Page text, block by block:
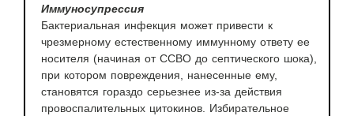
Иммуносупрессия
Бактериальная инфекция может привести к
чрезмерному естественному иммунному ответу ее
носителя (начиная от ССВО до септического шока),
при котором повреждения, нанесенные ему,
становятся гораздо серьезнее из-за действия
провоспалительных цитокинов. Избирательное